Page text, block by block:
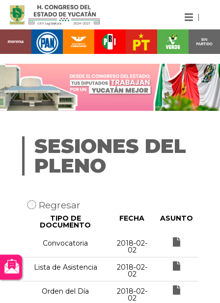
SESIONES DEL
PLENO
Regresar
TIPO DE
DOCUMENTO
FECHA ASUNTO
Convocatoria 2018-02-
02
Lista de Asistencia
2018-02-
02
Orden del Día
2018-02-
02